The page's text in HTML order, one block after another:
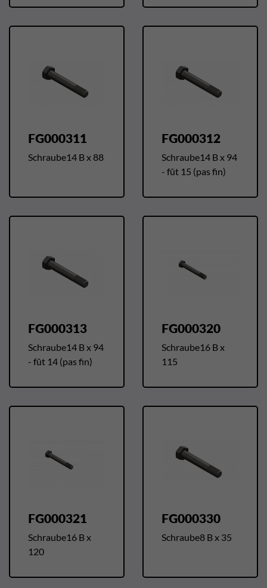
FG000311
Schraube14 B x 88
FG000312
Schraube14 B x 94
- fût 15 (pas fin)
FG000313
Schraube14 B x 94
- fût 14 (pas fin)
FG000320
Schraube16 B x
115
FG000321
Schraube16 B x
120
FG000330
Schraube8 B x 35